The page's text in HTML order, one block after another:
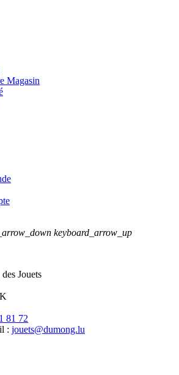
Magasin
keyboard_arrow_up
Jouets
81 72
: jouets@dumong.lu